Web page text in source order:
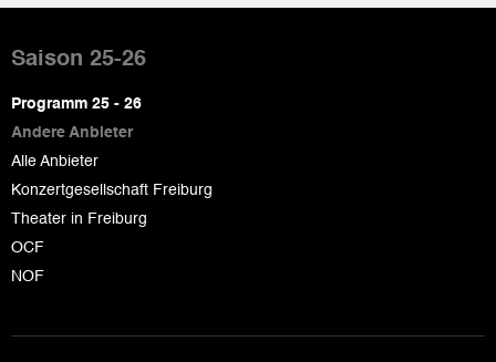
de
page
Saison 25-26
Programm 25 - 26
Andere Anbieter
Alle Anbieter
Konzertgesellschaft Freiburg
Theater in Freiburg
OCF
NOF